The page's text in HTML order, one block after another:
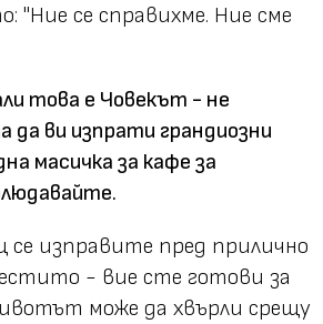
"Ние се справихме. Ние сме
това е Човекът - не
да ви изпрати грандиозни
масичка за кафе за
се изправите пред прилично
- вие сте готови за
може да хвърли срещу